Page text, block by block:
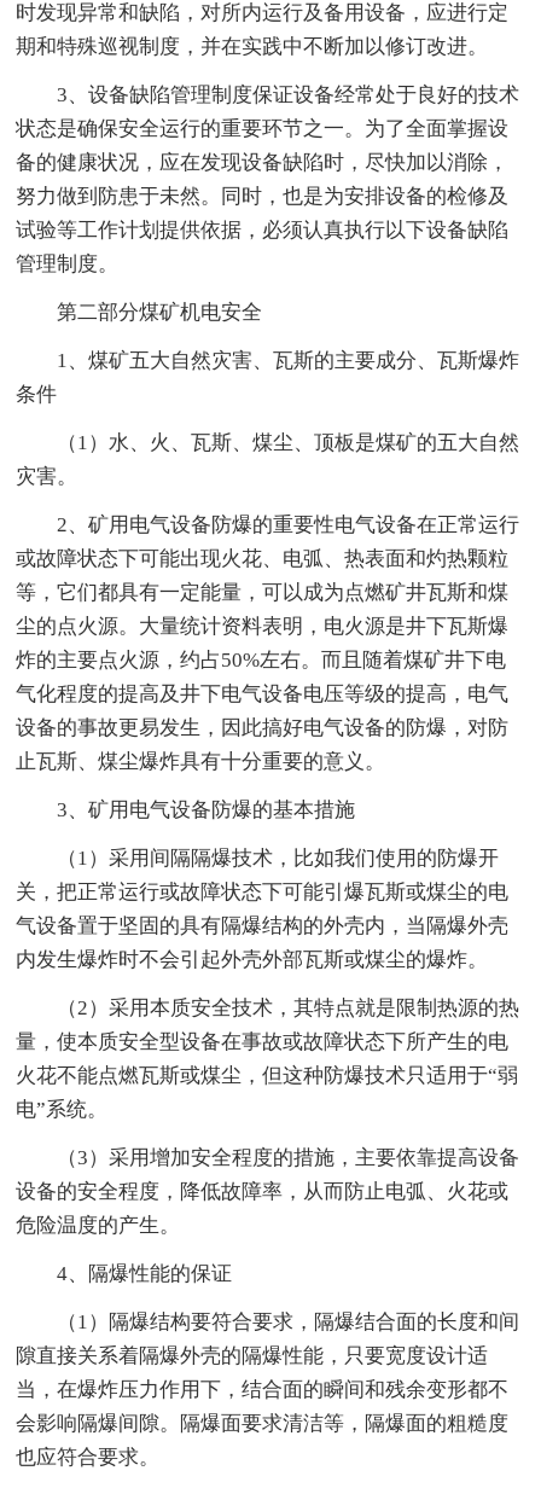
时发现异常和缺陷，对所内运行及备用设备，应进行定
期和特殊巡视制度，并在实践中不断加以修订改进。
3、设备缺陷管理制度保证设备经常处于良好的技术
状态是确保安全运行的重要环节之一。为了全面掌握设
备的健康状况，应在发现设备缺陷时，尽快加以消除，
努力做到防患于未然。同时，也是为安排设备的检修及
试验等工作计划提供依据，必须认真执行以下设备缺陷
管理制度。
第二部分煤矿机电安全
1、煤矿五大自然灾害、瓦斯的主要成分、瓦斯爆炸
条件
（1）水、火、瓦斯、煤尘、顶板是煤矿的五大自然
灾害。
2、矿用电气设备防爆的重要性电气设备在正常运行
或故障状态下可能出现火花、电弧、热表面和灼热颗粒
等，它们都具有一定能量，可以成为点燃矿井瓦斯和煤
尘的点火源。大量统计资料表明，电火源是井下瓦斯爆
炸的主要点火源，约占50%左右。而且随着煤矿井下电
气化程度的提高及井下电气设备电压等级的提高，电气
设备的事故更易发生，因此搞好电气设备的防爆，对防
止瓦斯、煤尘爆炸具有十分重要的意义。
3、矿用电气设备防爆的基本措施
（1）采用间隔隔爆技术，比如我们使用的防爆开
关，把正常运行或故障状态下可能引爆瓦斯或煤尘的电
气设备置于坚固的具有隔爆结构的外壳内，当隔爆外壳
内发生爆炸时不会引起外壳外部瓦斯或煤尘的爆炸。
（2）采用本质安全技术，其特点就是限制热源的热
量，使本质安全型设备在事故或故障状态下所产生的电
火花不能点燃瓦斯或煤尘，但这种防爆技术只适用于“弱
电”系统。
（3）采用增加安全程度的措施，主要依靠提高设备
设备的安全程度，降低故障率，从而防止电弧、火花或
危险温度的产生。
4、隔爆性能的保证
（1）隔爆结构要符合要求，隔爆结合面的长度和间
隙直接关系着隔爆外壳的隔爆性能，只要宽度设计适
当，在爆炸压力作用下，结合面的瞬间和残余变形都不
会影响隔爆间隙。隔爆面要求清洁等，隔爆面的粗糙度
也应符合要求。